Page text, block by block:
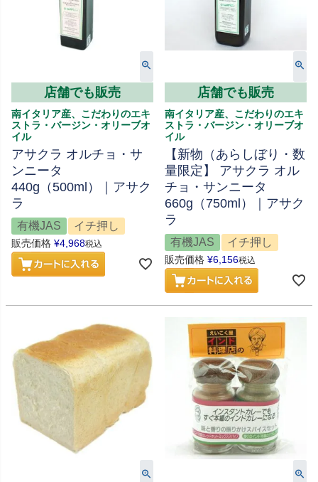
店舗でも販売
南イタリア産、こだわりのエキ
ストラ・バージン・オリーブオ
イル
アサクラ オルチョ・サ
ンニータ
440g（500ml）｜アサク
ラ
有機JAS イチ押し
販売価格 ¥4,968税込
店舗でも販売
南イタリア産、こだわりのエキ
ストラ・バージン・オリーブオ
イル
【新物（あらしぼり・数
量限定】 アサクラ オル
チョ・サンニータ
660g（750ml）｜アサク
ラ
有機JAS イチ押し
販売価格 ¥6,156税込